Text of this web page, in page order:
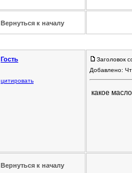
Вернуться к началу
Гость
цитировать
Заголовок
Добавлено:
какое
Вернуться к началу